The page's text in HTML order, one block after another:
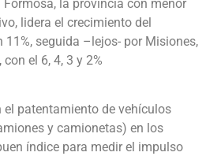
la provincia con menor
lidera el crecimiento del
seguida –lejos- por Misiones,
el 6, 4, 3 y 2%
el patentamiento de vehículos
y camionetas) en los
índice para medir el impulso